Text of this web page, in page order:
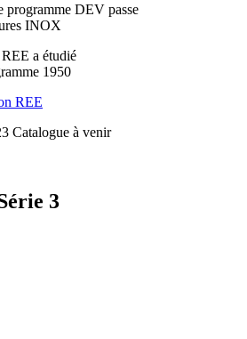
programme DEV passe
INOX
a étudié
1950
Catalogue à venir
3